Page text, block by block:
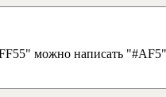
можно написать